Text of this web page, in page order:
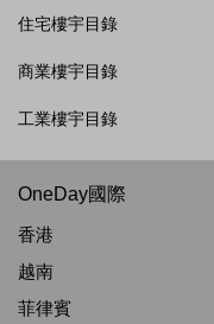
住宅樓宇目錄
商業樓宇目錄
工業樓宇目錄
OneDay國際
香港
越南
菲律賓